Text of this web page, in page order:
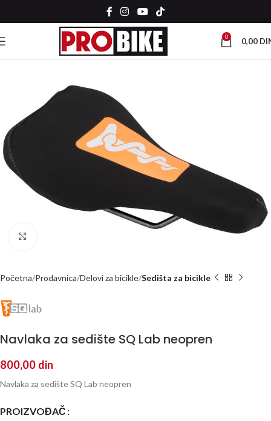
0 0,00
Početna Prodavnica Delovi za bicikle Sedišta za bicikle
Navlaka za sedište SQ Lab neopren
800,00 din
Navlaka za sedište SQ Lab neopren
PROIZVOĐAČ